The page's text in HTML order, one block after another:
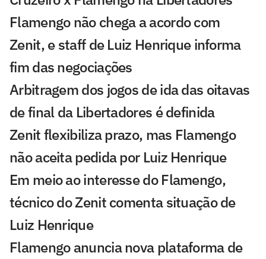
Flamengo não chega a acordo com
Zenit, e staff de Luiz Henrique informa
fim das negociações
Arbitragem dos jogos de ida das oitavas
de final da Libertadores é definida
Zenit flexibiliza prazo, mas Flamengo
não aceita pedida por Luiz Henrique
Em meio ao interesse do Flamengo,
técnico do Zenit comenta situação de
Luiz Henrique
Flamengo anuncia nova plataforma de